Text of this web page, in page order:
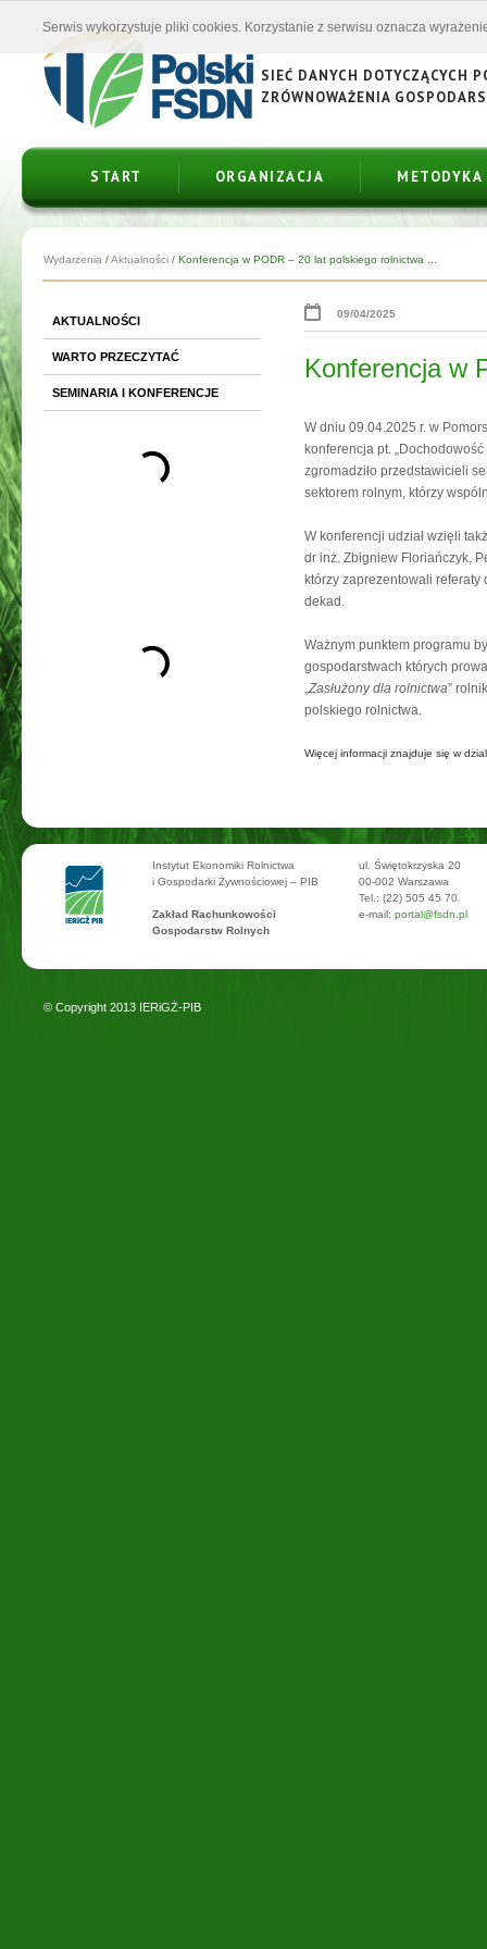
SIEĆ DANYCH DOTYCZĄCYCH
ZRÓWNOWAŻENIA
START ORGANIZACJA METODYKA
Wydarzenia /Aktualności / Konferencja w PODR – 20 lat polskiego rolnictwa ...
AKTUALNOŚCI
WARTO PRZECZYTAĆ
SEMINARIA I KONFERENCJE
09/04/2025
Konferencja w
W dniu 09.04.2025 r. w
konferencja pt.
zgromadziło przedstawicieli
sektorem rolnym, którzy
W konferencji udział wzięli
dr inż. Zbigniew Floriańczyk,
którzy zaprezentowali
dekad.
Ważnym punktem programu
gospodarstwach których
„Zasłużony dla rolnictwa”
polskiego rolnictwa.
Więcej informacji znajduje się w
Instytut Ekonomiki Rolnictwa
i Gospodarki Żywnościowej – PIB
Zakład Rachunkowości
Gospodarstw Rolnych
ul. Świętokrzyska 20
00-002 Warszawa
Tel.: (22) 505 45 70
e-mail: portal@fsdn.pl
© Copyright 2013 IERiGŻ-PIB
Serwis wykorzystuje pliki cookies. Korzystanie z serwisu oznacza